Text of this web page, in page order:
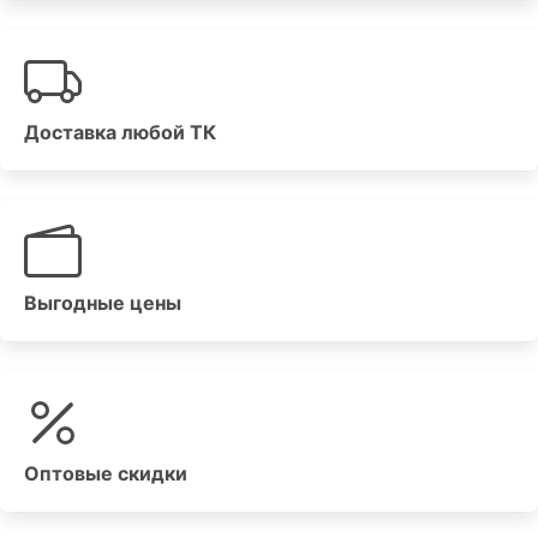
Доставка любой ТК
Выгодные цены
Оптовые скидки